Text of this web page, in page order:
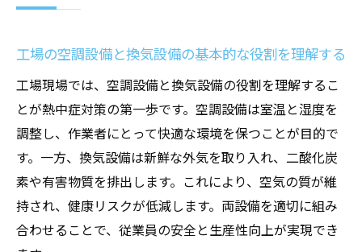
最新の補助金制度と申請時の注意ポイント
て方
生産性向上につながる補助金付き設備投資
生産性アップに繋がる空調設備と店舗設計のポ
イント
工場の空調設備で作業効率と安全性を両立
店舗設計で快適空間を演出する工夫とは
冷暖房工事が生産性向上に与える影響
工場の空調設備と換気設備の基本的な役割を理解する
工場現場では、空調設備と換気設備の役割を理解するこ
とが熱中症対策の第一歩です。空調設備は室温と湿度を
調整し、作業者にとって快適な環境を保つことが目的で
す。一方、換気設備は新鮮な外気を取り入れ、二酸化炭
素や有害物質を排出します。これにより、空気の質が維
持され、健康リスクが低減します。両設備を適切に組み
合わせることで、従業員の安全と生産性向上が実現でき